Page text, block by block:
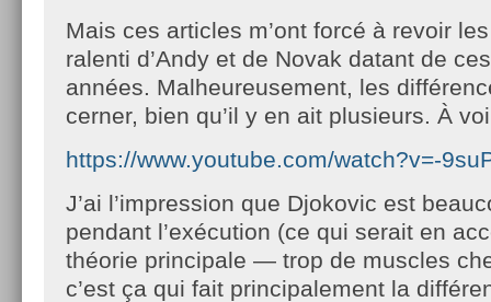
Mais ces articles m’ont forcé à revoir
ralenti d’Andy et de Novak datant de
années. Malheureusement, les
cerner, bien qu’il y en ait plusieurs. À
https://www.youtube.com/watch?v=-
J’ai l’impression que Djokovic est
pendant l’exécution (ce qui serait en
théorie principale — trop de muscles
c’est ça qui fait principalement la